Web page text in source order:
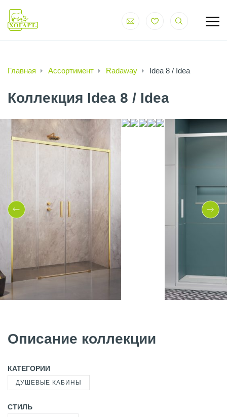
Главная Ассортимент Radaway Idea 8 / Idea
Коллекция Idea 8 / Idea
Описание коллекции
КАТЕГОРИИ
ДУШЕВЫЕ КАБИНЫ
СТИЛЬ